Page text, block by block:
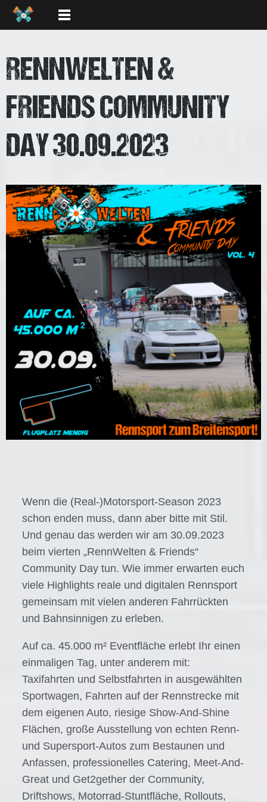
RENNWELTEN &
FRIENDS COMMUNITY
DAY 30.09.2023
Wenn die (Real-)Motorsport-Season 2023
schon enden muss, dann aber bitte mit Stil.
Und genau das werden wir am 30.09.2023
beim vierten „RennWelten & Friends“
Community Day tun. Wie immer erwarten euch
viele Highlights reale und digitalen Rennsport
gemeinsam mit vielen anderen Fahrrückten
und Bahnsinnigen zu erleben.
Auf ca. 45.000 m² Eventfläche erlebt Ihr einen
einmaligen Tag, unter anderem mit:
Taxifahrten und Selbstfahrten in ausgewählten
Sportwagen, Fahrten auf der Rennstrecke mit
dem eigenen Auto, riesige Show-And-Shine
Flächen, große Ausstellung von echten Renn-
und Supersport-Autos zum Bestaunen und
Anfassen, professionelles Catering, Meet-And-
Great und Get2gether der Community,
Driftshows, Motorrad-Stuntfläche, Rollouts,